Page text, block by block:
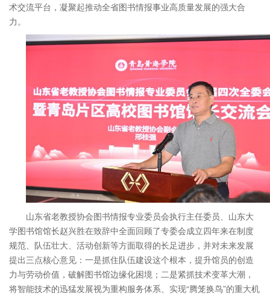
术交流平台，凝聚起推动全省图书情报事业高质量发展的强大合
力。
山东省老教授协会图书情报专业委员会执行主任委员、山东大
学图书馆馆长赵兴胜在致辞中全面回顾了专委会成立四年来在制度
规范、队伍壮大、活动创新等方面取得的长足进步，并对未来发展
提出三点核心意见：一是抓住队伍建设这个根本，提升馆员的创造
力与劳动价值，破解图书馆边缘化困境；二是紧抓技术变革大潮，
将智能技术的迅猛发展视为重构服务体系、实现“腾笼换鸟”的重大机